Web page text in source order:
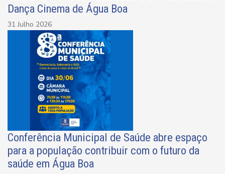
Dança Cinema de Água Boa
31 Julho 2026
Conferência Municipal de Saúde abre espaço
para a população contribuir com o futuro da
saúde em Água Boa